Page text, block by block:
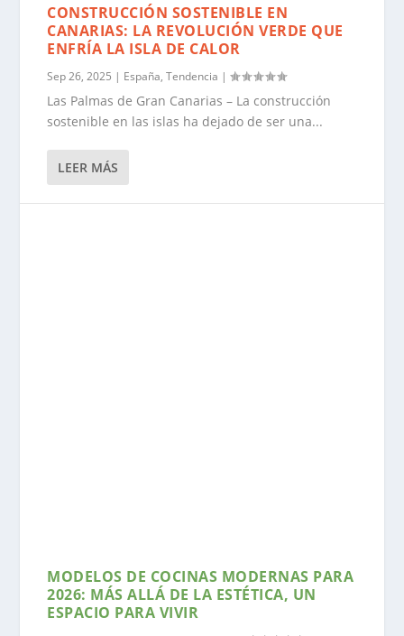
CONSTRUCCIÓN SOSTENIBLE EN
CANARIAS: LA REVOLUCIÓN VERDE QUE
ENFRÍA LA ISLA DE CALOR
Sep 26, 2025 | España,Tendencia |
Las Palmas de Gran Canarias – La construcción
sostenible en las islas ha dejado de ser una...
LEER MÁS
MODELOS DE COCINAS MODERNAS PARA
2026: MÁS ALLÁ DE LA ESTÉTICA, UN
ESPACIO PARA VIVIR